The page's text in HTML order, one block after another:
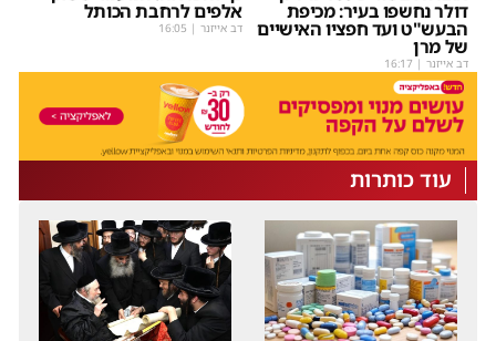
דולר נחשפו בעיר: מכיפת
הבעש"ט ועד חפציו האישיים
של מרן
דב אייזנר |
16:17
אלפים לרחבת הכותל
דב אייזנר |
16:05
עוד כותרות